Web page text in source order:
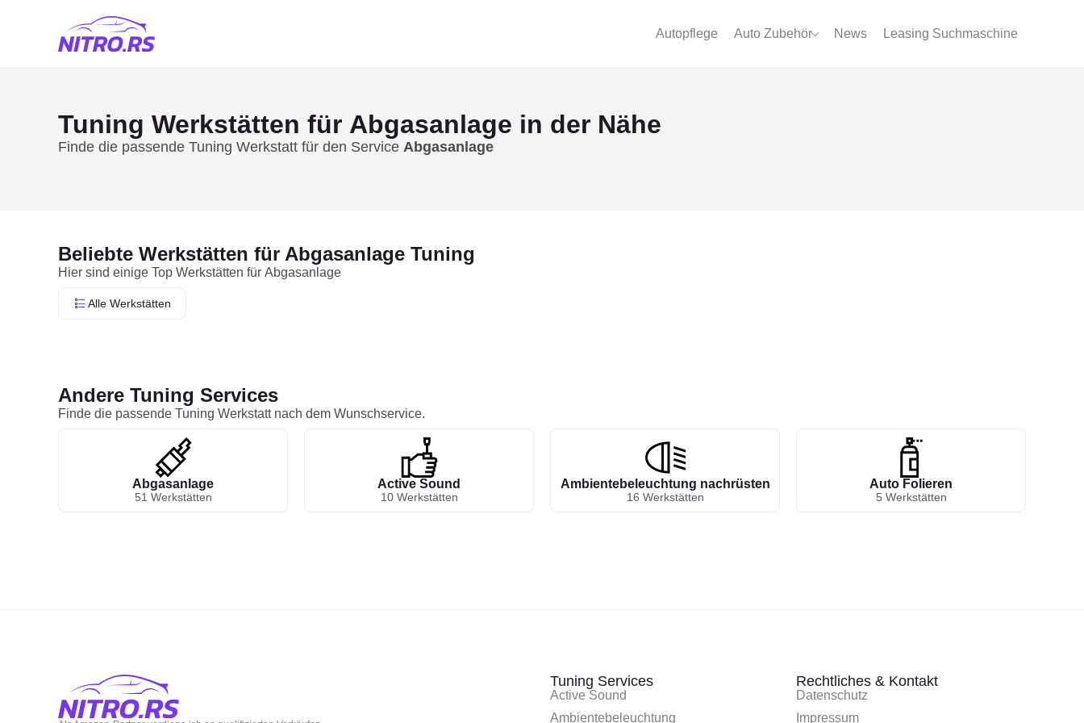
Autopflege Auto Zubehör News Leasing Suchmaschine
Tuning Werkstätten für Abgasanlage in der Nähe
Finde die passende Tuning Werkstatt für den Service Abgasanlage
Beliebte Werkstätten für Abgasanlage Tuning
Hier sind einige Top Werkstätten für Abgasanlage
Alle Werkstätten
Andere Tuning Services
Finde die passende Tuning Werkstatt nach dem Wunschservice.
Abgasanlage
51 Werkstätten
Active Sound
10 Werkstätten
Ambientebeleuchtung nachrüsten
16 Werkstätten
Auto Folieren
5 Werkstätten
Tuning Services
Active Sound
Ambientebeleuchtung
Rechtliches & Kontakt
Datenschutz
Impressum